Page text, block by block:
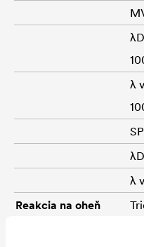
λ
λ
Reakcia na oheň